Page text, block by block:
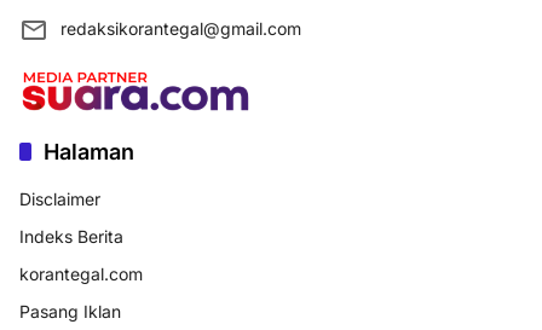
redaksikorantegal@gmail.com
Halaman
Disclaimer
Indeks Berita
korantegal.com
Pasang Iklan